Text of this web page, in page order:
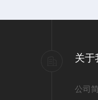
关于
公司